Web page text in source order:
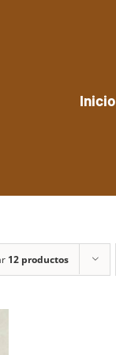
Inicio
12 productos